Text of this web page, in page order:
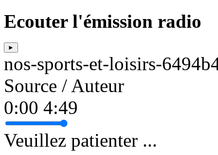
Ecouter l'émission radio
►
nos-sports-et-loisirs-
Source / Auteur
0:00 4:49
Veuillez patienter ...